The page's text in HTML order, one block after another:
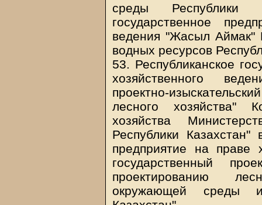
среды Республики
государственное
ведения "Жасыл Аймак"
водных ресурсов
53. Республиканское
хозяйственного
проектно-
лесного хозяйства"
хозяйства
Республики Казахстан"
предприятие на праве
государственный
проектированию
окружающей среды